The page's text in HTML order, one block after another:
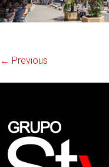
← Previous